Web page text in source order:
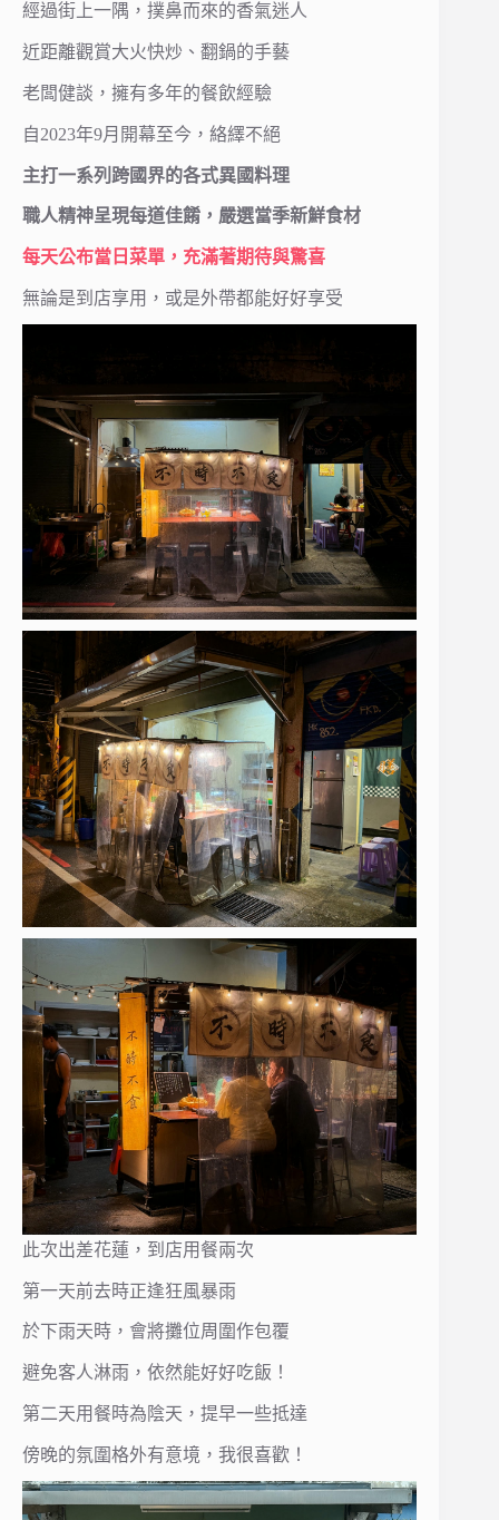
經過街上一隅，撲鼻而來的香氣迷人
近距離觀賞大火快炒、翻鍋的手藝
老闆健談，擁有多年的餐飲經驗
自2023年9月開幕至今，絡繹不絕
主打一系列跨國界的各式異國料理
職人精神呈現每道佳餚，嚴選當季新鮮食材
每天公布當日菜單，充滿著期待與驚喜
無論是到店享用，或是外帶都能好好享受
此次出差花蓮，到店用餐兩次
第一天前去時正逢狂風暴雨
於下雨天時，會將攤位周圍作包覆
避免客人淋雨，依然能好好吃飯！
第二天用餐時為陰天，提早一些抵達
傍晚的氛圍格外有意境，我很喜歡！